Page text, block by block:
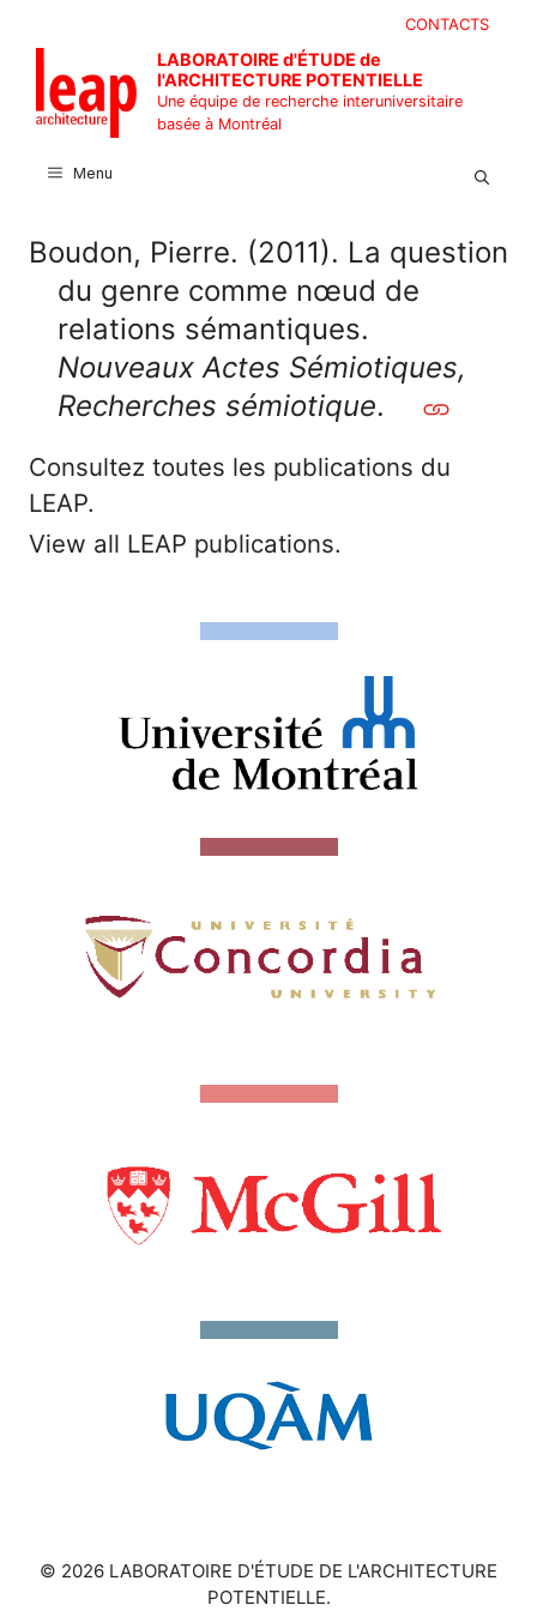
contenu
CONTACTS
LABORATOIRE d'ÉTUDE de
l'ARCHITECTURE POTENTIELLE
Une équipe de recherche interuniversitaire
basée à Montréal
Menu
Boudon, Pierre. (2011). La question
du genre comme nœud de
relations sémantiques.
Nouveaux Actes Sémiotiques,
Recherches sémiotique.
Consultez toutes les publications du
LEAP.
View all LEAP publications.
© 2026 LABORATOIRE D'ÉTUDE DE L'ARCHITECTURE
POTENTIELLE.